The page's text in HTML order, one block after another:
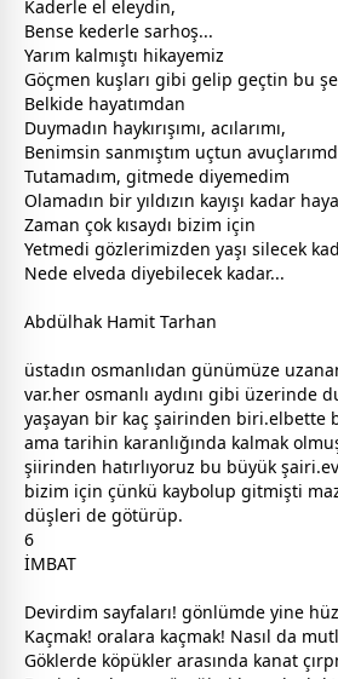
Kaderle el eleydin,
Bense kederle sarhoş...
Yarım kalmıştı hikayemiz
Göçmen kuşları gibi gelip geçtin bu
Belkide hayatımdan
Duymadın haykırışımı, acılarımı,
Benimsin sanmıştım uçtun
Tutamadım, gitmede diyemedim
Olamadın bir yıldızın kayışı kadar
Zaman çok kısaydı bizim için
Yetmedi gözlerimizden yaşı silecek
Nede elveda diyebilecek kadar...
Abdülhak Hamit Tarhan
üstadın osmanlıdan günümüze
var.her osmanlı aydını gibi üzerinde
yaşayan bir kaç şairinden biri.elbette
ama tarihin karanlığında kalmak
şiirinden hatırlıyoruz bu büyük
bizim için çünkü kaybolup gitmişti
düşleri de götürüp.
6
İMBAT
Devirdim sayfaları! gönlümde yine
Kaçmak! oralara kaçmak! Nasıl da
Göklerde köpükler arasında kanat